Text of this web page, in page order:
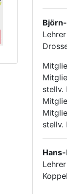
Lehrer
stellv.
stellv.